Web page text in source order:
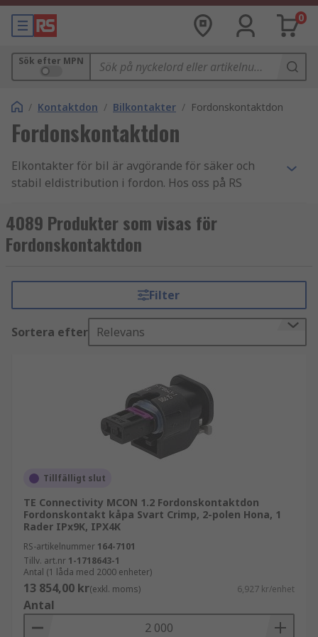
0
Sök efter MPN
/ Kontaktdon / Bilkontakter / Fordonskontaktdon
Fordonskontaktdon
Elkontakter för bil är avgörande för säker och
stabil eldistribution i fordon. Hos oss på RS
fordonskontakter som är anpassade för krävande
miljöer och lång livslängd.
teknisk expertis hjälper vi på RS Components dig
att hitta rätt elkontakter för bil och andra fordon.
Utforska sortimentet och beställ enkelt online.
Fordonskontakter för pålitlig driftAutomotive
transportfordon till arbetsmaskiner och
specialfordon. De är konstruerade för att klara
vibrationer, temperaturväxlingar, fukt och
kemikalier. Rätt elkontakter i bilens elsystem
minskar risken för driftstörningar och förenklar
Vanliga användningsområdenElkontakter för
bil och fordon används i många delar av
fordonets elektriska system, till exempel:
Kabelhärvor och elsystem
Sensorer, belysning och styrdon
Motorutrymme och chassi
Infotainment och interna
4089 Produkter som visas för
Fordonskontaktdon
Filter
Sortera efter Relevans
Tillfälligt slut
TE Connectivity MCON 1.2 Fordonskontaktdon
Fordonskontakt kåpa Svart Crimp, 2-polen Hona, 1
Rader IPx9K, IPX4K
RS-artikelnummer 164-7101
Tillv. art.nr 1-1718643-1
Antal (1 låda med 2000 enheter)
13 854,00 kr(exkl. moms) 6,927 kr/enhet
Antal